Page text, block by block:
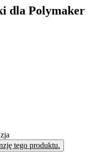
dla Polymaker
tego produktu.